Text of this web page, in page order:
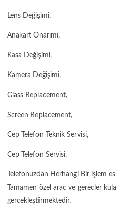
Lens Değişimi,
Anakart Onarımı,
Kasa Değişimi,
Kamera Değişimi,
Glass Replacement,
Screen Replacement,
Cep Telefon Teknik Servisi,
Cep Telefon Servisi,
Telefonuzdan Herhangi Bir işlem
Tamamen özel arac ve gerecler
gercekleştirmektedir.